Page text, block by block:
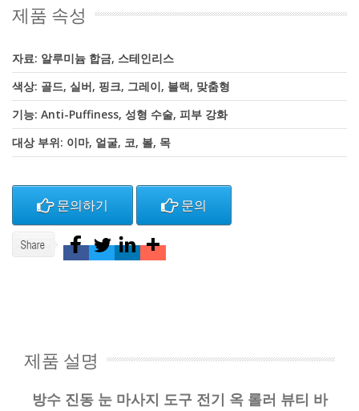
제품 속성
자료: 알루미늄 합금, 스테인리스
색상: 골드, 실버, 핑크, 그레이, 블랙, 맞춤형
기능: Anti-Puffiness, 성형 수술, 피부 강화
대상 부위: 이마, 얼굴, 코, 볼, 목
문의하기 문의
제품 설명
방수 진동 눈 마사지 도구 전기 옥 롤러 뷰티 바